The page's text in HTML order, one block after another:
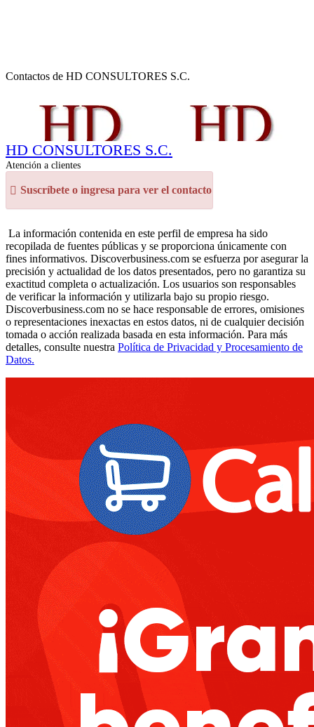
Contactos de HD CONSULTORES S.C.
HD CONSULTORES S.C.
Atención a clientes
Suscríbete o ingresa para ver el contacto
La información contenida en este perfil de empresa ha sido
recopilada de fuentes públicas y se proporciona únicamente con
fines informativos. Discoverbusiness.com se esfuerza por asegurar la
precisión y actualidad de los datos presentados, pero no garantiza su
exactitud completa o actualización. Los usuarios son responsables
de verificar la información y utilizarla bajo su propio riesgo.
Discoverbusiness.com no se hace responsable de errores, omisiones
o representaciones inexactas en estos datos, ni de cualquier decisión
tomada o acción realizada basada en esta información. Para más
detalles, consulte nuestra Política de Privacidad y Procesamiento de
Datos.